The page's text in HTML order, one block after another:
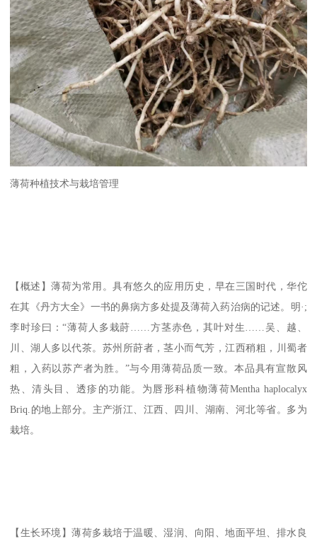
薄荷种植技术与栽培管理
【概述】薄荷为常用。具有悠久的应用历史，早在三国时代，华佗
在其《丹方大全》一书的鼻病方多处提及薄荷入药治病的记述。明·;
李时珍曰：“薄荷人多栽莳……方茎赤色，其叶对生……吴、越、
川、湖人多以代茶。苏州所莳者，茎小而气芳，江西稍粗，川蜀者
粗，入药以苏产者为胜。”与今用薄荷品质一致。本品具有宣散风
热、清头目、透疹的功能。为唇形科植物薄荷Mentha haplocalyx
Briq.的地上部分。主产浙江、江西、四川、湖南、河北等省。多为
栽培。
【生长环境】薄荷多栽培于温暖、湿润、向阳、地面平坦、排水良